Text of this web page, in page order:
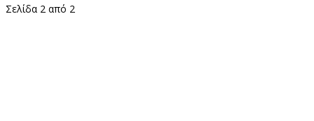
Σελίδα 2 από 2